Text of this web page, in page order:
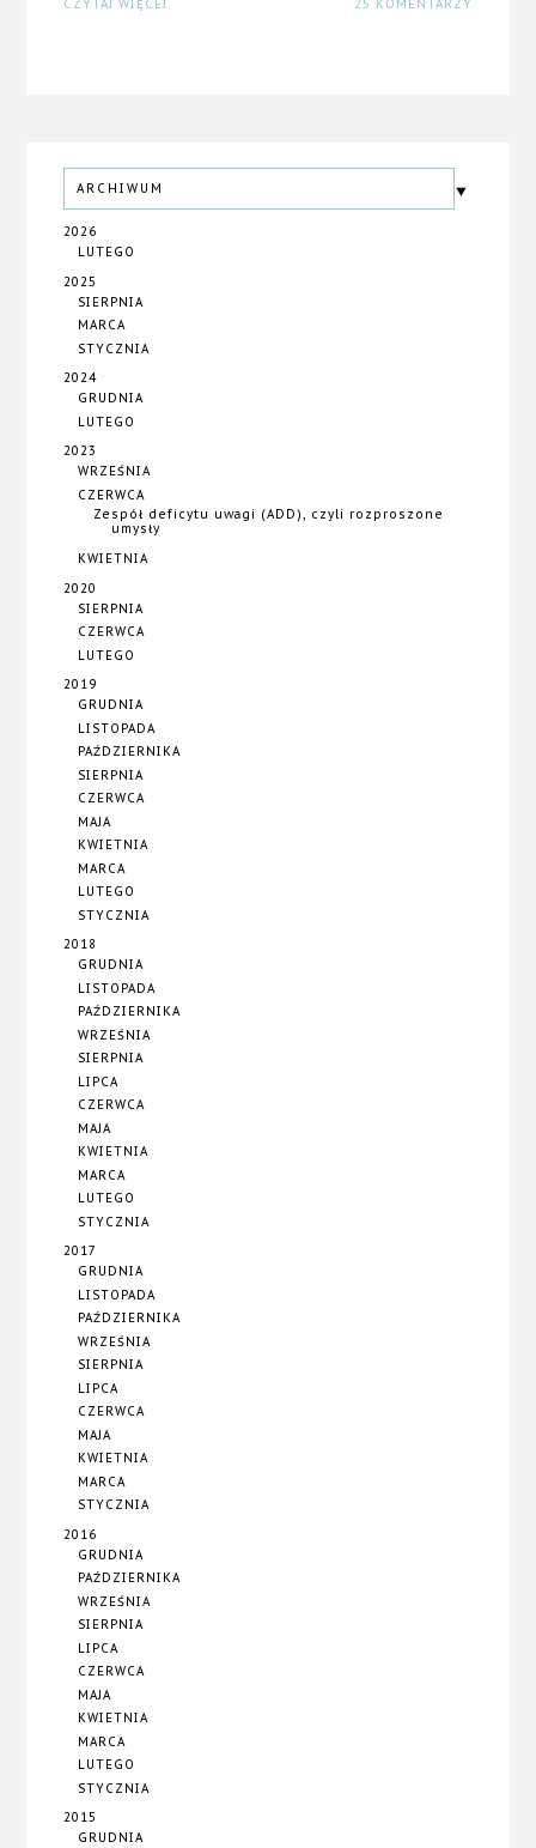
CZYTAJ WIĘCEJ 25 KOMENTARZY
ARCHIWUM
2026
LUTEGO
2025
SIERPNIA
MARCA
STYCZNIA
2024
GRUDNIA
LUTEGO
2023
WRZEŚNIA
CZERWCA
Zespół deficytu uwagi (ADD), czyli rozproszone
umysły
KWIETNIA
2020
SIERPNIA
CZERWCA
LUTEGO
2019
GRUDNIA
LISTOPADA
PAŹDZIERNIKA
SIERPNIA
CZERWCA
MAJA
KWIETNIA
MARCA
LUTEGO
STYCZNIA
2018
GRUDNIA
LISTOPADA
PAŹDZIERNIKA
WRZEŚNIA
SIERPNIA
LIPCA
CZERWCA
MAJA
KWIETNIA
MARCA
LUTEGO
STYCZNIA
2017
GRUDNIA
LISTOPADA
PAŹDZIERNIKA
WRZEŚNIA
SIERPNIA
LIPCA
CZERWCA
MAJA
KWIETNIA
MARCA
STYCZNIA
2016
GRUDNIA
PAŹDZIERNIKA
WRZEŚNIA
SIERPNIA
LIPCA
CZERWCA
MAJA
KWIETNIA
MARCA
LUTEGO
STYCZNIA
2015
GRUDNIA